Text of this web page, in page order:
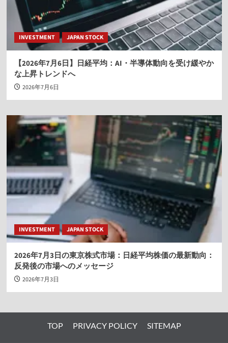
INVESTMENT JAPAN STOCK
【2026年7月6日】日経平均：AI・半導体動向を受け緩やか
な上昇トレンドへ
2026年7月6日
INVESTMENT JAPAN STOCK
2026年7月3日の東京株式市場：日経平均株価の最新動向：
反発後の市場へのメッセージ
2026年7月3日
TOP PRIVACY POLICY SITEMAP